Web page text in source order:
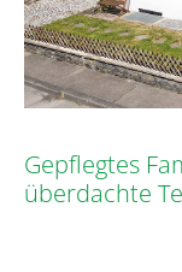
Gepflegtes
überdachte